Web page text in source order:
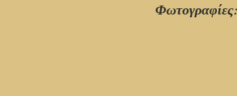
Φωτογραφίες: